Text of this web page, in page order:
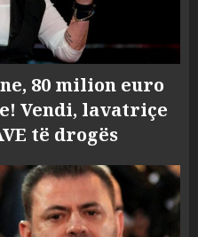
80 milion euro
Vendi, lavatriçe
të drogës